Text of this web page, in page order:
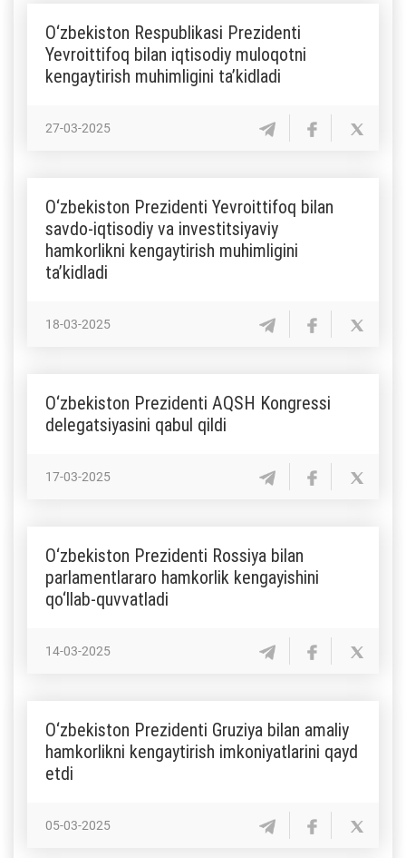
O‘zbekiston Respublikasi Prezidenti
Yevroittifoq bilan iqtisodiy muloqotni
kengaytirish muhimligini ta’kidladi
27-03-2025
O‘zbekiston Prezidenti Yevroittifoq bilan
savdo-iqtisodiy va investitsiyaviy
hamkorlikni kengaytirish muhimligini
ta’kidladi
18-03-2025
O‘zbekiston Prezidenti AQSH Kongressi
delegatsiyasini qabul qildi
17-03-2025
O‘zbekiston Prezidenti Rossiya bilan
parlamentlararo hamkorlik kengayishini
qo‘llab-quvvatladi
14-03-2025
O‘zbekiston Prezidenti Gruziya bilan amaliy
hamkorlikni kengaytirish imkoniyatlarini qayd
etdi
05-03-2025